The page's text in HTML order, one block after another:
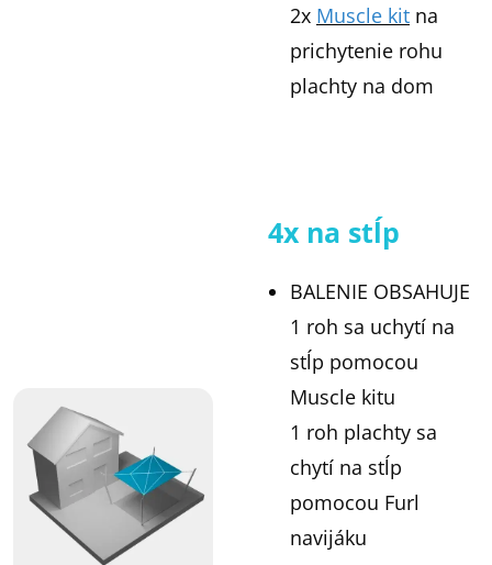
2x Muscle kit na
prichytenie rohu
plachty na dom
4x na stĺp
BALENIE OBSAHUJE
1 roh sa uchytí na
stĺp pomocou
Muscle kitu
1 roh plachty sa
chytí na stĺp
pomocou Furl
navijáku